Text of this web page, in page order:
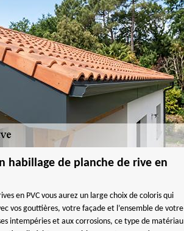
habillage de planche de rive en
en PVC vous aurez un large choix de coloris qui
vos gouttières, votre façade et l’ensemble de votre
intempéries et aux corrosions, ce type de matériau